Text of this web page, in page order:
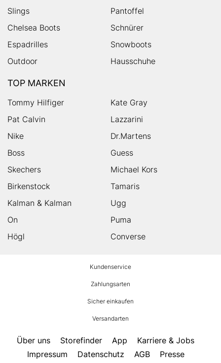
Slings
Pantoffel
Chelsea Boots
Schnürer
Espadrilles
Snowboots
Outdoor
Hausschuhe
TOP MARKEN
Tommy Hilfiger
Kate Gray
Pat Calvin
Lazzarini
Nike
Dr.Martens
Boss
Guess
Skechers
Michael Kors
Birkenstock
Tamaris
Kalman & Kalman
Ugg
On
Puma
Högl
Converse
Kundenservice
Zahlungsarten
Sicher einkaufen
Versandarten
Über uns Storefinder App
Karriere & Jobs
Impressum
Datenschutz AGB Presse